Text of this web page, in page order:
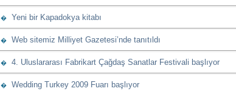
� Yeni bir Kapadokya kitabı
� Web sitemiz Milliyet Gazetesi’nde tanıtıldı
� 4. Uluslararası Fabrikart Çağdaş Sanatlar Festivali başlıyor
� Wedding Turkey 2009 Fuarı başlıyor